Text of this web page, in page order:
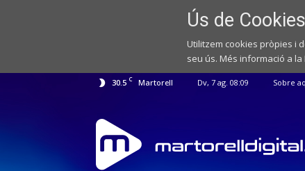
Ús de Cookies
Utilitzem cookies pròpies i
seu ús. Més informació a la
30.5 C Martorell Dv, 7 ag. 08:09 Sobre
Web
de
notícies
de